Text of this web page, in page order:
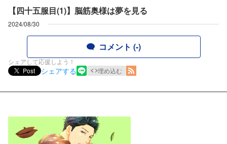
【四十五服目(1)】脳筋奥様は夢を見る
2024/08/30
コメント (-)
シェアして応援しよう！
Post
シェアする 埋め込む